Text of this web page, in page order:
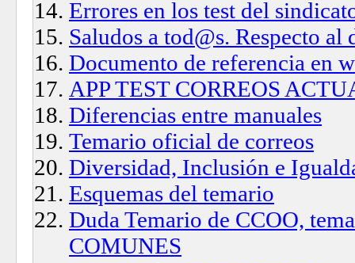
Errores en los test del
Saludos a tod@s. Respecto
Documento de referencia en
APP TEST CORREOS
Diferencias entre manuales
Temario oficial de correos
Diversidad, Inclusión e
Esquemas del temario
Duda Temario de CCOO,
COMUNES